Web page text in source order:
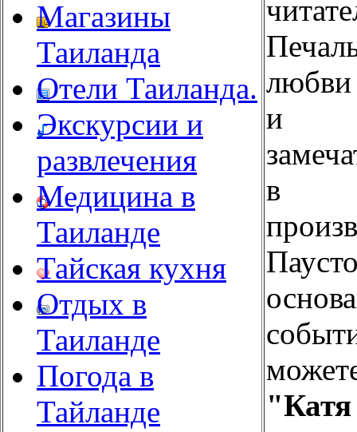
Магазины
Таиланда
Отели Таиланда.
Экскурсии и
развлечения
Медицина в
Таиланде
Тайская кухня
Отдых в
Таиланде
Погода в
Тайланде
и
в